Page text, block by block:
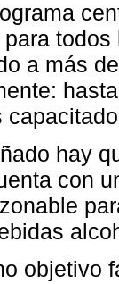
a más
hay
con
objetivo